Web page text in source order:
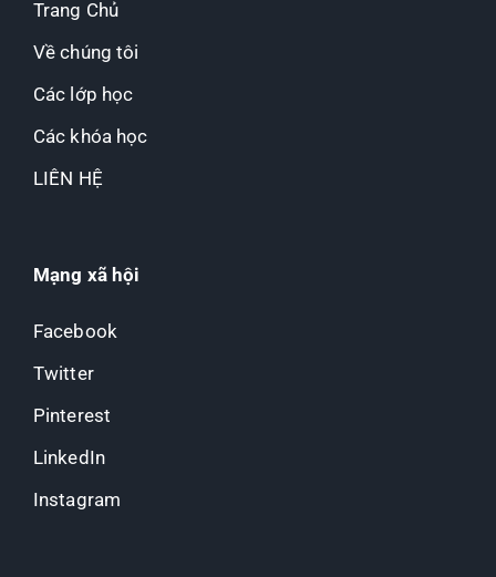
Trang Chủ
Về chúng tôi
Các lớp học
Các khóa học
LIÊN HỆ
Mạng xã hội
Facebook
Twitter
Pinterest
LinkedIn
Instagram